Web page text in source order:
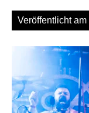
Veröffentlicht am